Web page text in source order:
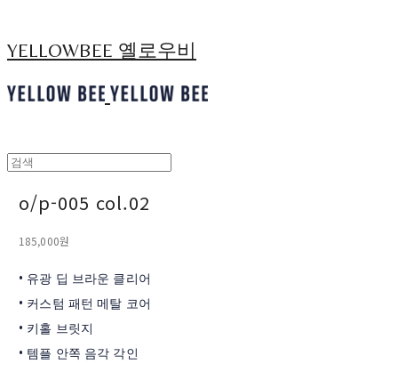
YELLOWBEE 옐로우비
o/p-005 col.02
185,000원
• 유광 딥 브라운 클리어
• 커스텀 패턴 메탈 코어
• 키홀 브릿지
• 템플 안쪽 음각 각인